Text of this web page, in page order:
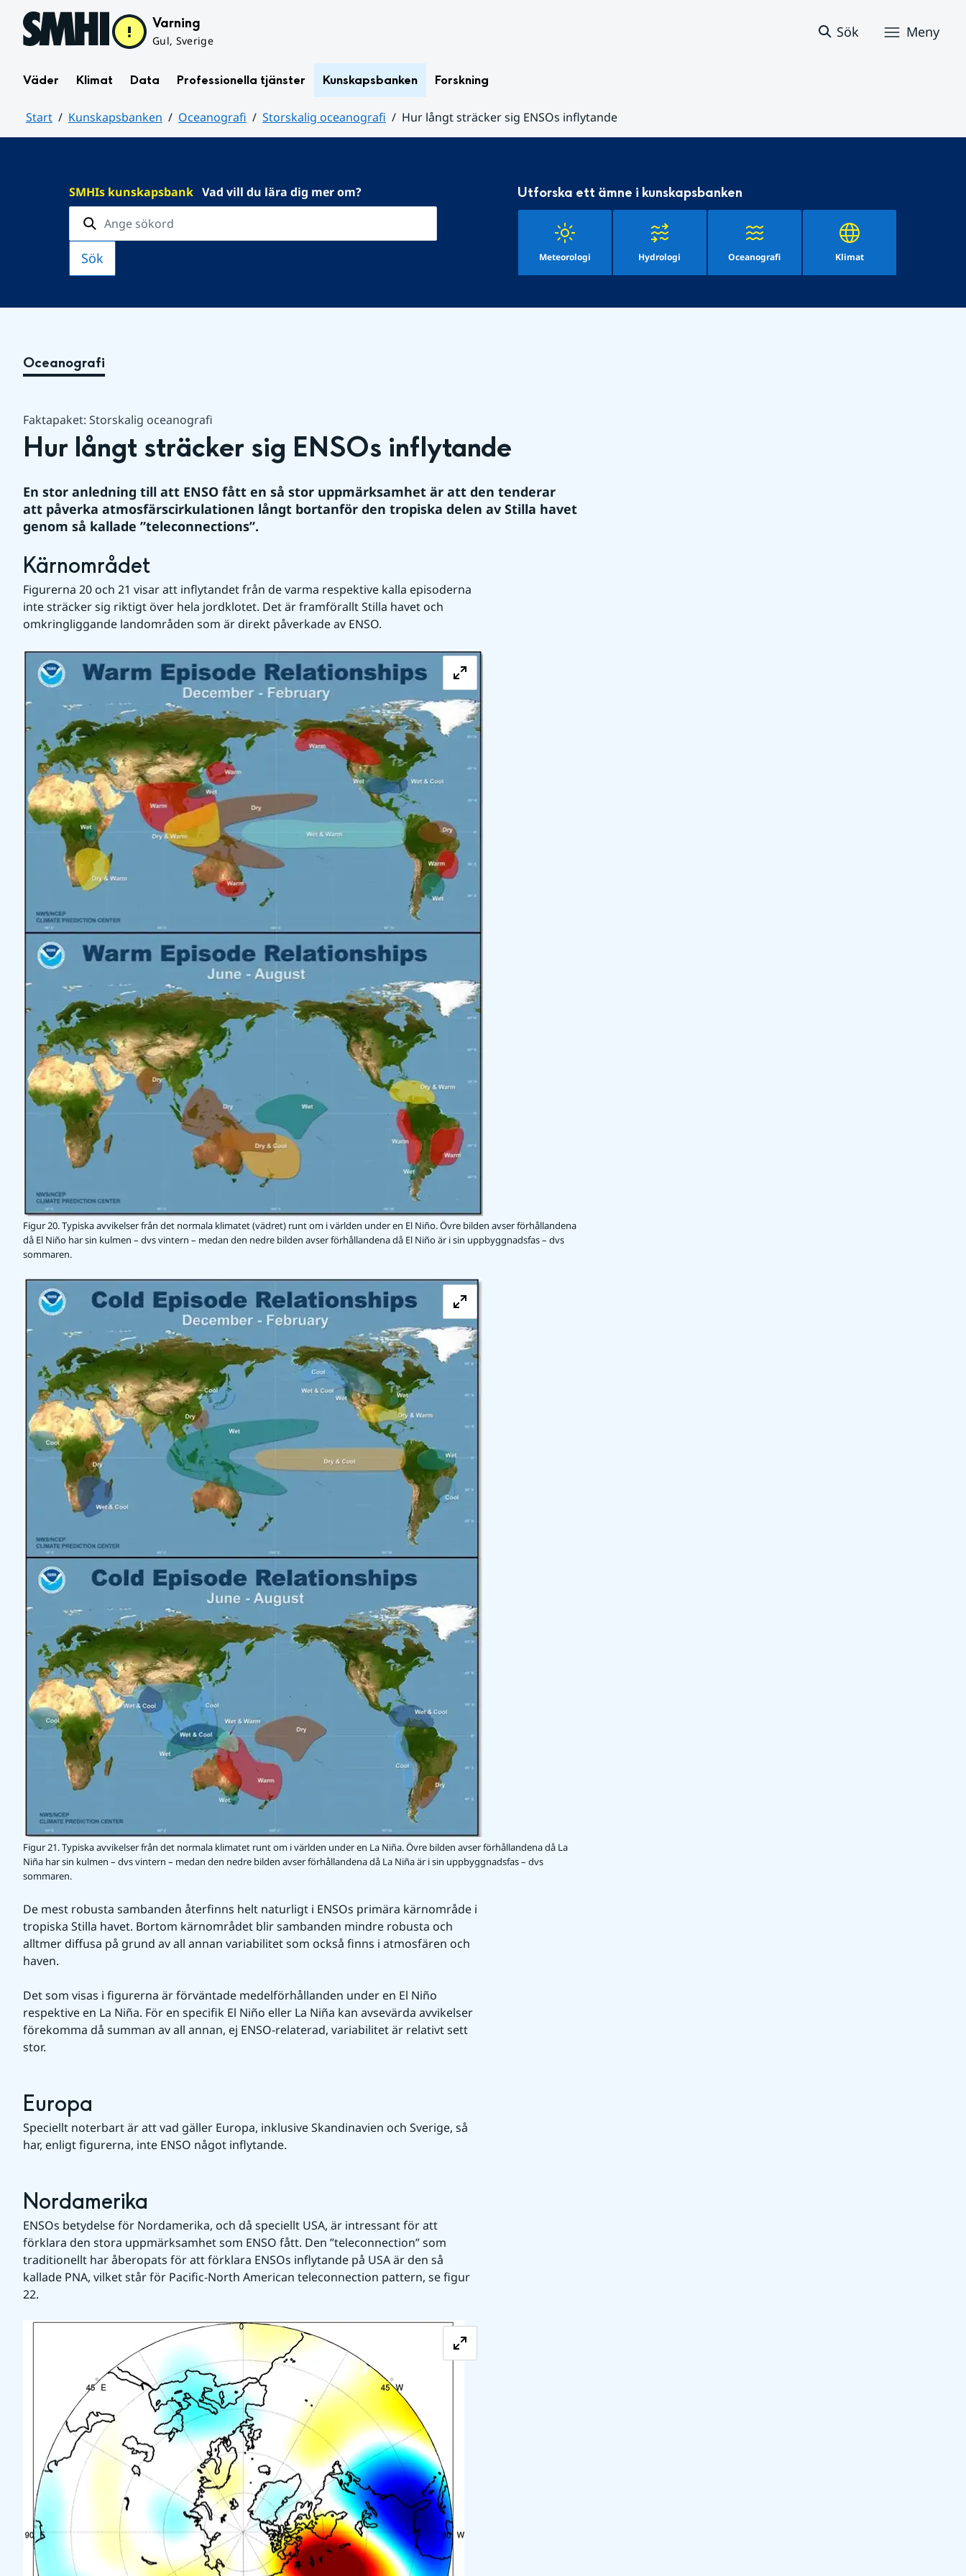
Hoppa till sidans innehåll Varning
Gul, Sverige
Sök Meny
Väder Klimat Data Professionella tjänster Kunskapsbanken Forskning
Start Kunskapsbanken Oceanografi Storskalig oceanografi
Hur långt sträcker sig ENSOs inflytande
SMHIs kunskapsbank Vad vill du lära dig mer om? Utforska ett ämne i kunskapsbanken
Meteorologi Hydrologi Oceanografi Klimat
Oceanografi
Faktapaket: Storskalig oceanografi
Hur långt sträcker sig ENSOs inflytande
En stor anledning till att ENSO fått en så stor uppmärksamhet är att den tenderar
att påverka atmosfärscirkulationen långt bortanför den tropiska delen av Stilla havet
genom så kallade ”teleconnections”.
Kärnområdet
Figurerna 20 och 21 visar att inflytandet från de varma respektive kalla episoderna
inte sträcker sig riktigt över hela jordklotet. Det är framförallt Stilla havet och
omkringliggande landområden som är direkt påverkade av ENSO.
Förstora bilden
Figur 20. Typiska avvikelser från det normala klimatet (vädret) runt om i världen under en El Niño. Övre bilden avser förhållandena
då El Niño har sin kulmen – dvs vintern – medan den nedre bilden avser förhållandena då El Niño är i sin uppbyggnadsfas – dvs
sommaren.
Figur 21. Typiska avvikelser från det normala klimatet runt om i världen under en La Niña. Övre bilden avser förhållandena då La
Niña har sin kulmen – dvs vintern – medan den nedre bilden avser förhållandena då La Niña är i sin uppbyggnadsfas – dvs
sommaren.
De mest robusta sambanden återfinns helt naturligt i ENSOs primära kärnområde i
tropiska Stilla havet. Bortom kärnområdet blir sambanden mindre robusta och
alltmer diffusa på grund av all annan variabilitet som också finns i atmosfären och
haven.
Det som visas i figurerna är förväntade medelförhållanden under en El Niño
respektive en La Niña. För en specifik El Niño eller La Niña kan avsevärda avvikelser
förekomma då summan av all annan, ej ENSO-relaterad, variabilitet är relativt sett
stor.
Europa
Speciellt noterbart är att vad gäller Europa, inklusive Skandinavien och Sverige, så
har, enligt figurerna, inte ENSO något inflytande.
Nordamerika
ENSOs betydelse för Nordamerika, och då speciellt USA, är intressant för att
förklara den stora uppmärksamhet som ENSO fått. Den ”teleconnection” som
traditionellt har åberopats för att förklara ENSOs inflytande på USA är den så
kallade PNA, vilket står för Pacific-North American teleconnection pattern, se figur
22.